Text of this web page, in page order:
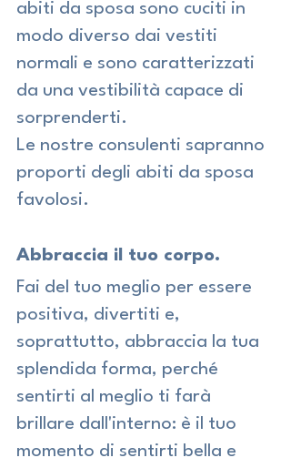
abiti da sposa sono cuciti in
modo diverso dai vestiti
normali e sono caratterizzati
da una vestibilità capace di
sorprenderti.
Le nostre consulenti sapranno
proporti degli abiti da sposa
favolosi.
Abbraccia il tuo corpo.
Fai del tuo meglio per essere
positiva, divertiti e,
soprattutto, abbraccia la tua
splendida forma, perché
sentirti al meglio ti farà
brillare dall'interno: è il tuo
momento di sentirti bella e